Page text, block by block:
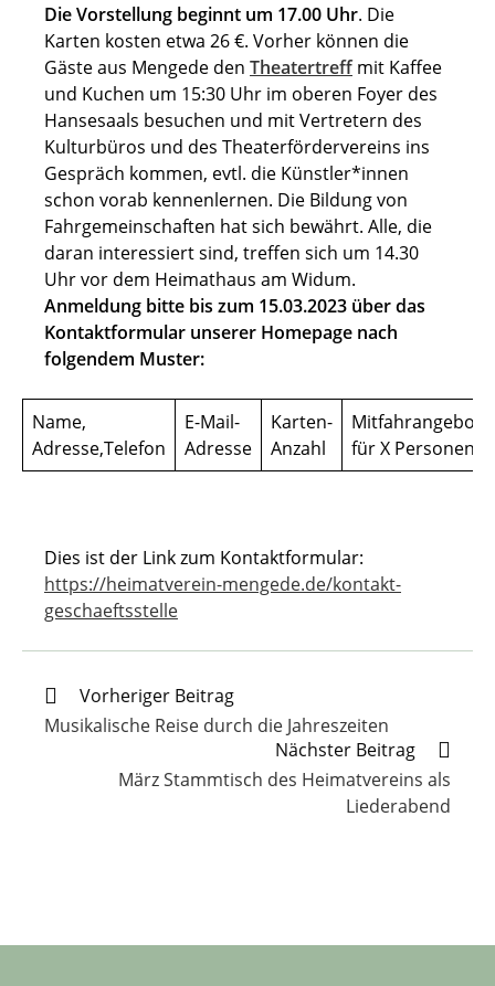
Die Vorstellung beginnt um 17.00 Uhr. Die
Karten kosten etwa 26 €. Vorher können die
Gäste aus Mengede den Theatertreffmit Kaffee
und Kuchen um 15:30 Uhr im oberen Foyer des
Hansesaals besuchen und mit Vertretern des
Kulturbüros und des Theaterfördervereins ins
Gespräch kommen, evtl. die Künstler*innen
schon vorab kennenlernen. Die Bildung von
Fahrgemeinschaften hat sich bewährt. Alle, die
daran interessiert sind, treffen sich um 14.30
Uhr vor dem Heimathaus am Widum.
Anmeldung bitte bis zum 15.03.2023 über das
Kontaktformular unserer Homepage nach
folgendem Muster:
Name,
Adresse,Telefon
E-Mail-
Adresse
Karten-
Anzahl
Mitfahrangebot
für X Personen
Dies ist der Link zum Kontaktformular:
https://heimatverein-mengede.de/kontakt-
geschaeftsstelle
Weitere
Artikel
ansehen
Vorheriger Beitrag
Musikalische Reise durch die Jahreszeiten
Nächster Beitrag
März Stammtisch des Heimatvereins als
Liederabend